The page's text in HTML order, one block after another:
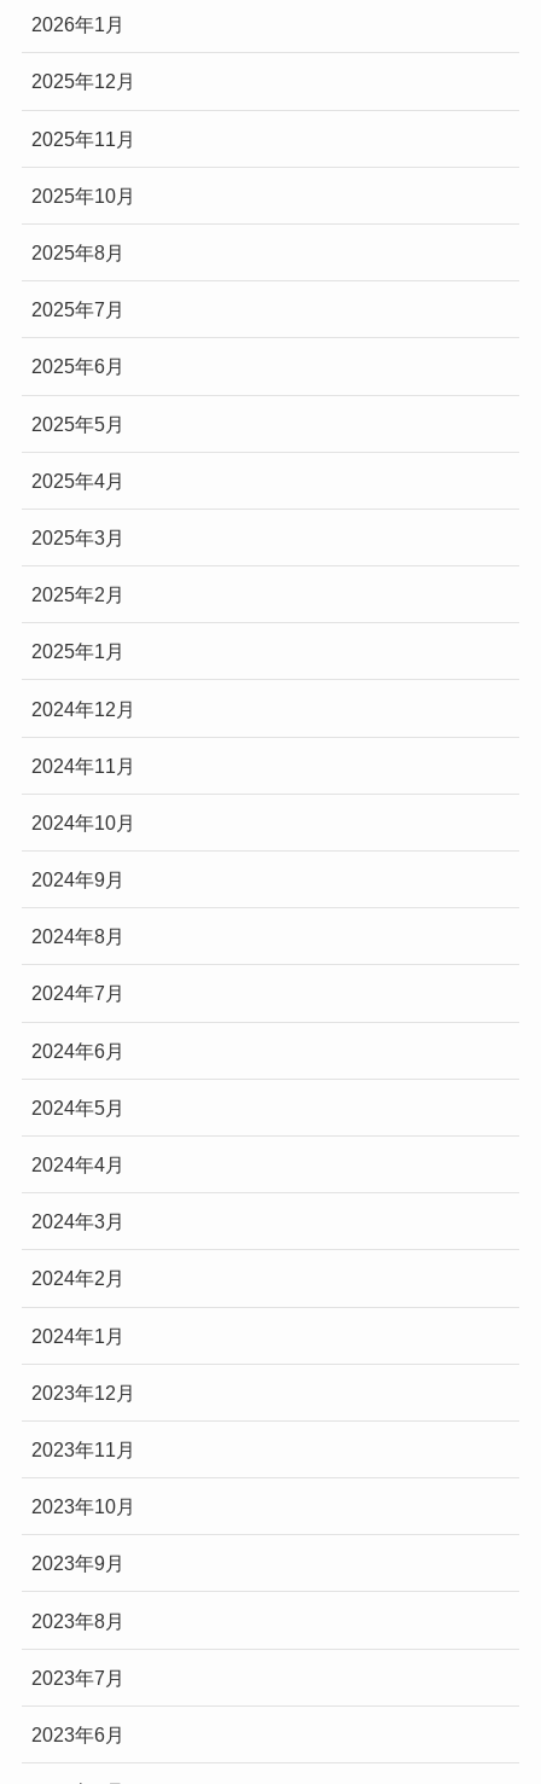
2026年1月
2025年12月
2025年11月
2025年10月
2025年8月
2025年7月
2025年6月
2025年5月
2025年4月
2025年3月
2025年2月
2025年1月
2024年12月
2024年11月
2024年10月
2024年9月
2024年8月
2024年7月
2024年6月
2024年5月
2024年4月
2024年3月
2024年2月
2024年1月
2023年12月
2023年11月
2023年10月
2023年9月
2023年8月
2023年7月
2023年6月